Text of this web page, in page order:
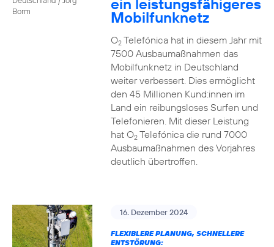
Borm
ein leistungsfähigeres
Mobilfunknetz
O2Telefónica hat in diesem Jahr mit
7500 Ausbaumaßnahmen das
Mobilfunknetz in Deutschland
weiter verbessert. Dies ermöglicht
den 45 Millionen Kund:innen im
Land ein reibungsloses Surfen und
Telefonieren. Mit dieser Leistung
hat O2Telefónica die rund 7000
Ausbaumaßnahmen des Vorjahres
deutlich übertroffen.
16. Dezember 2024
FLEXIBLERE PLANUNG, SCHNELLERE
ENTSTÖRUNG: